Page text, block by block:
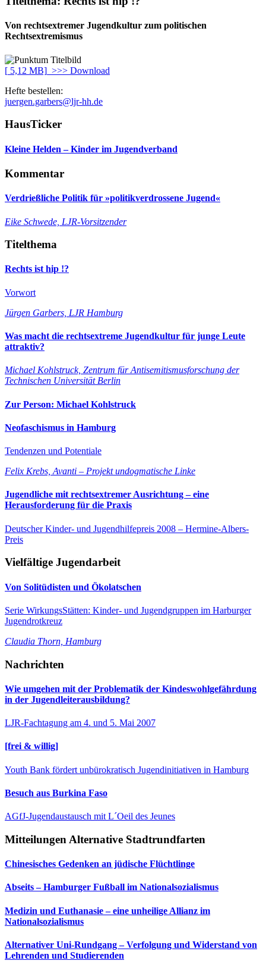
Von rechtsextremer Jugendkultur zum politischen
Rechtsextremismus
[ 5,12 MB] >>> Download
Hefte bestellen:
juergen.garbers@ljr-hh.de
HausTicker
Kleine Helden – Kinder im Jugendverband
Kommentar
Verdrießliche Politik für »politikverdrossene Jugend«
Eike Schwede, LJR-Vorsitzender
Titelthema
Rechts ist hip !?
Vorwort
Jürgen Garbers, LJR Hamburg
Was macht die rechtsextreme Jugendkultur für junge Leute
attraktiv?
Michael Kohlstruck, Zentrum für Antisemitismusforschung der
Technischen Universität Berlin
Zur Person: Michael Kohlstruck
Neofaschismus in Hamburg
Tendenzen und Potentiale
Felix Krebs, Avanti – Projekt undogmatische Linke
Jugendliche mit rechtsextremer Ausrichtung – eine
Herausforderung für die Praxis
Deutscher Kinder- und Jugendhilfepreis 2008 – Hermine-Albers-
Preis
Vielfältige Jugendarbeit
Von Solitüdisten und Ökolatschen
Serie WirkungsStätten: Kinder- und Jugendgruppen im Harburger
Jugendrotkreuz
Claudia Thorn, Hamburg
Nachrichten
Wie umgehen mit der Problematik der Kindeswohlgefährdung
in der Jugendleiterausbildung?
LJR-Fachtagung am 4. und 5. Mai 2007
[frei & willig]
Youth Bank fördert unbürokratisch Jugendinitiativen in Hamburg
Besuch aus Burkina Faso
AGfJ-Jugendaustausch mit L´Oeil des Jeunes
Mitteilungen Alternative Stadtrundfarten
Chinesisches Gedenken an jüdische Flüchtlinge
Abseits – Hamburger Fußball im Nationalsozialismus
Medizin und Euthanasie – eine unheilige Allianz im
Nationalsozialismus
Alternativer Uni-Rundgang – Verfolgung und Widerstand von
Lehrenden und Studierenden